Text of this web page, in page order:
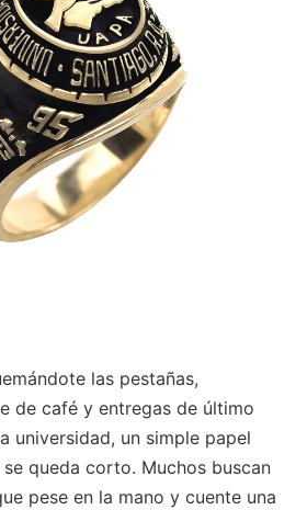
las pestañas,
de café y entregas de último
universidad, un simple papel
queda corto. Muchos buscan
pese en la mano y cuente una